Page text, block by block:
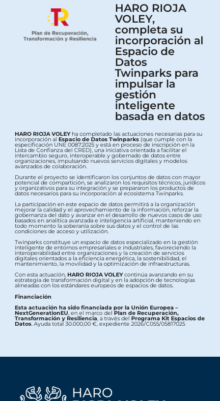
HARO RIOJA
VOLEY,
completa su
incorporación al
Espacio de
Datos
Twinparks para
impulsar la
gestión
inteligente
basada en datos
HARO RIOJA VOLEYha completado las actuaciones necesarias para su
incorporación al Espacio de Datos Twinparks (que cumple con la
especificación UNE 0087:2025 y está en proceso de inscripción en la
Lista de Confianza del CRED), una iniciativa orientada a facilitar el
intercambio seguro, interoperable y gobernado de datos entre
organizaciones, impulsando nuevos servicios digitales y modelos
avanzados de colaboración.
Durante el proyecto se identificaron los conjuntos de datos con mayor
potencial de compartición, se analizaron los requisitos técnicos, jurídicos
y organizativos para su integración y se prepararon los productos de
datos necesarios para su incorporación al ecosistema Twinparks.
La participación en este espacio de datos permitirá a la organización
mejorar la calidad y el aprovechamiento de la información, reforzar la
gobernanza del dato y avanzar en el desarrollo de nuevos casos de uso
basados en analítica avanzada e inteligencia artificial, manteniendo en
todo momento la soberanía sobre sus datos y el control de las
condiciones de acceso y utilización.
Twinparks constituye un espacio de datos especializado en la gestión
inteligente de entornos empresariales e industriales, favoreciendo la
interoperabilidad entre organizaciones y la creación de servicios
digitales orientados a la eficiencia energética, la sostenibilidad, el
mantenimiento, la movilidad y la optimización de infraestructuras.
Con esta actuación, HARO RIOJA VOLEYcontinúa avanzando en su
estrategia de transformación digital y en la adopción de tecnologías
alineadas con los estándares europeos de espacios de datos.
Financiación
Esta actuación ha sido financiada por la Unión Europea –
NextGenerationEU, en el marco delPlan de Recuperación,
Transformación y Resiliencia, a través del Programa Kit Espacios de
Datos. Ayuda total 30.000,00 €, expediente 2026/C055/05817025